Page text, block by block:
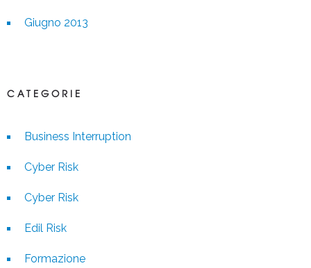
Giugno 2013
CATEGORIE
Business Interruption
Cyber Risk
Cyber Risk
Edil Risk
Formazione